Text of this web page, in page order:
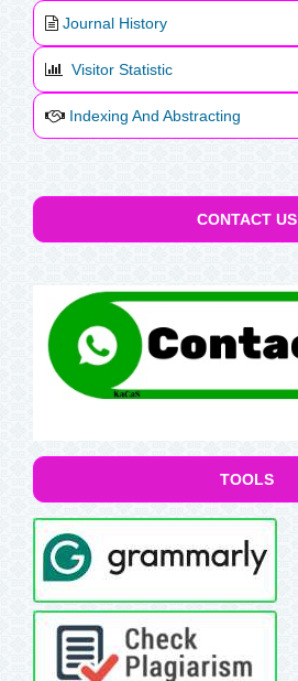
Journal History
Visitor Statistic
Indexing And Abstracting
CONTACT US
TOOLS